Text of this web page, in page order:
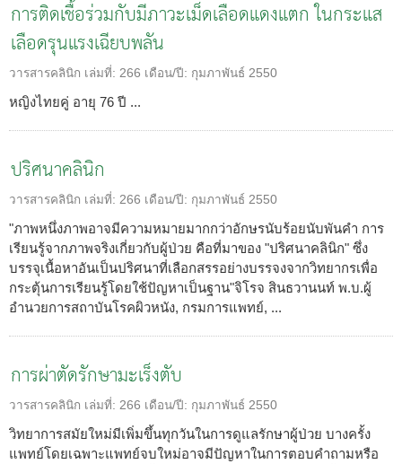
การติดเชื้อร่วมกับมีภาวะเม็ดเลือดแดงแตก ในกระแส
เลือดรุนแรงเฉียบพลัน
วารสารคลินิก เล่มที่: 266 เดือน/ปี: กุมภาพันธ์ 2550
หญิงไทยคู่ อายุ 76 ปี ...
ปริศนาคลินิก
วารสารคลินิก เล่มที่: 266 เดือน/ปี: กุมภาพันธ์ 2550
"ภาพหนึ่งภาพอาจมีความหมายมากกว่าอักษรนับร้อยนับพันคำ การ
เรียนรู้จากภาพจริงเกี่ยวกับผู้ป่วย คือที่มาของ "ปริศนาคลินิก" ซึ่ง
บรรจุเนื้อหาอันเป็นปริศนาที่เลือกสรรอย่างบรรจงจากวิทยากรเพื่อ
กระตุ้นการเรียนรู้โดยใช้ปัญหาเป็นฐาน"จิโรจ สินธวานนท์ พ.บ.ผู้
อำนวยการสถาบันโรคผิวหนัง, กรมการแพทย์, ...
การผ่าตัดรักษามะเร็งตับ
วารสารคลินิก เล่มที่: 266 เดือน/ปี: กุมภาพันธ์ 2550
วิทยาการสมัยใหม่มีเพิ่มขึ้นทุกวันในการดูแลรักษาผู้ป่วย บางครั้ง
แพทย์โดยเฉพาะแพทย์จบใหม่อาจมีปัญหาในการตอบคำถามหรือ